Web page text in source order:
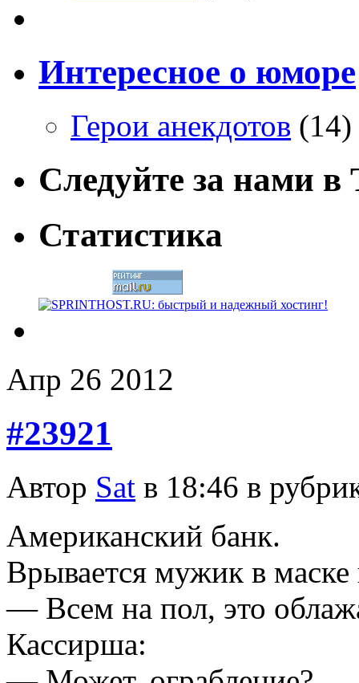
Интересное о юморе
Герои анекдотов (14)
Следуйте за нами
Статистика
Апр 26 2012
#23921
Автор Sat в 18:46 в
Американский банк.
Врывается мужик в маске
— Всем на пол, это
Кассирша: